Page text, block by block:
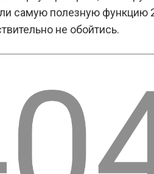
самую полезную функцию
не обойтись.